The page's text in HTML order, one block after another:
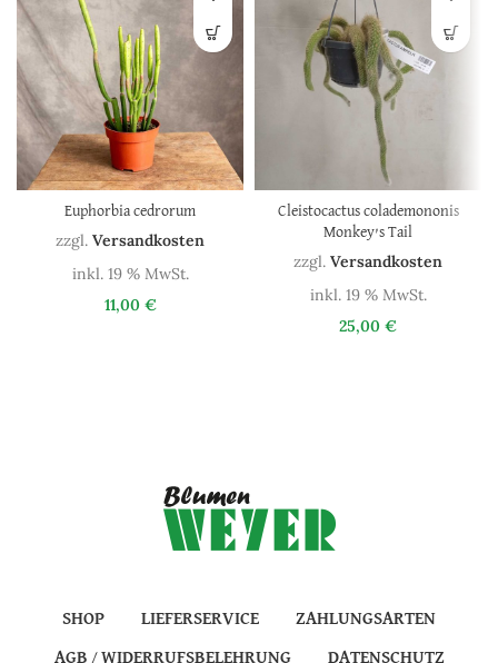
Euphorbia cedrorum
11,00 €
inkl. 19 % MwSt.
zzgl. Versandkosten
Cleistocactus colademononis
Monkey’s Tail
25,00 €
inkl. 19 % MwSt.
zzgl. Versandkosten
SHOP LIEFERSERVICE ZAHLUNGSARTEN
AGB / WIDERRUFSBELEHRUNG DATENSCHUTZ